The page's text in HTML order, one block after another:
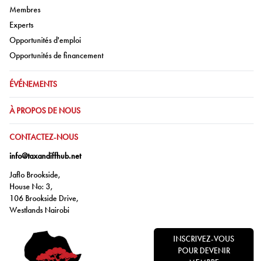
Aller à:
Membres
Aller à:
Experts
Aller à:
Opportunités d'emploi
Aller à:
Opportunités de financement
ALLER À:
ÉVÉNEMENTS
ALLER À:
À PROPOS DE NOUS
ALLER À:
CONTACTEZ-NOUS
info@taxandiffhub.net
Jaflo Brookside,
House No: 3,
106 Brookside Drive,
Westlands Nairobi
INSCRIVEZ-VOUS
POUR DEVENIR